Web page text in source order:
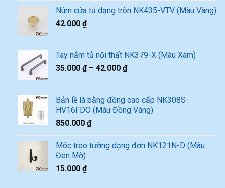
Núm cửa tủ dạng tròn NK435-VTV (Màu Vàng)
42.000 ₫
Tay nắm tủ nội thất NK379-X (Màu Xám)
35.000 ₫– 42.000 ₫
Bản lề lá bằng đồng cao cấp NK308S-
HV16FDO (Màu Đồng Vàng)
850.000 ₫
Móc treo tường dạng đơn NK121N-D (Màu
Đen Mờ)
15.000 ₫